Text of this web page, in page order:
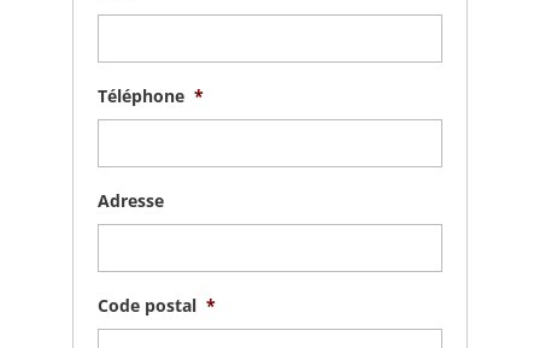
Téléphone *
Adresse
Code postal *